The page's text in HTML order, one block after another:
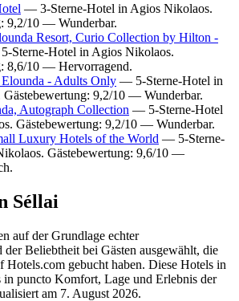
— 3-Sterne-Hotel in Agios Nikolaos.
9,2/10 — Wunderbar.
Resort, Curio Collection by Hilton -
Sterne-Hotel in Agios Nikolaos.
8,6/10 — Hervorragend.
- Adults Only — 5-Sterne-Hotel in
9,2/10 — Wunderbar.
Autograph Collection — 5-Sterne-Hotel
Gästebewertung: 9,2/10 — Wunderbar.
Luxury Hotels of the World — 5-Sterne-
Gästebewertung: 9,6/10 —
Séllai
auf der Grundlage echter
der Beliebtheit bei Gästen ausgewählt, die
Hotels.com gebucht haben. Diese Hotels in
in puncto Komfort, Lage und Erlebnis der
am 7. August 2026.